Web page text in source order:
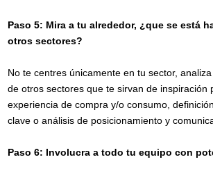
Paso 5: Mira a tu alrededor, ¿que se está
otros sectores?
No te centres únicamente en tu sector, analiza
de otros sectores que te sirvan de inspiración
experiencia de compra y/o consumo,
clave o análisis de posicionamiento y
Paso 6: Involucra a todo tu equipo con
Sector laboral
Banca & Seguros